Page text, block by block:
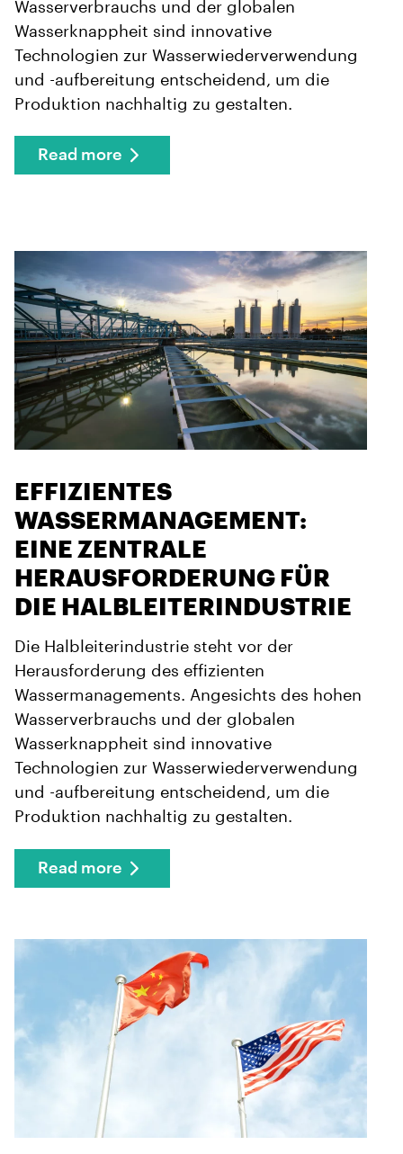
Wasserverbrauchs und der globalen
Wasserknappheit sind innovative
Technologien zur Wasserwiederverwendung
und -aufbereitung entscheidend, um die
Produktion nachhaltig zu gestalten.
Read more
EFFIZIENTES
WASSERMANAGEMENT:
EINE ZENTRALE
HERAUSFORDERUNG FÜR
DIE HALBLEITERINDUSTRIE
Die Halbleiterindustrie steht vor der
Herausforderung des effizienten
Wassermanagements. Angesichts des hohen
Wasserverbrauchs und der globalen
Wasserknappheit sind innovative
Technologien zur Wasserwiederverwendung
und -aufbereitung entscheidend, um die
Produktion nachhaltig zu gestalten.
Read more